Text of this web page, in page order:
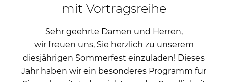
mit Vortragsreihe
Sehr geehrte Damen und Herren,
wir freuen uns, Sie herzlich zu unserem
diesjährigen Sommerfest einzuladen! Dieses
Jahr haben wir ein besonderes Programm für